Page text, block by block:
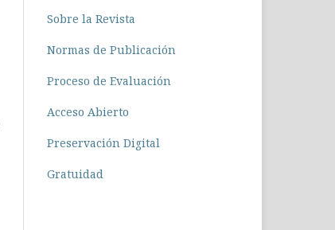
Sobre la Revista
Normas de Publicación
Proceso de Evaluación
Acceso Abierto
Preservación Digital
Gratuidad